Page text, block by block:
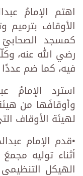
اهتم الإمامُ
الأوقاف بترميم
كمسجد
رضي الله عنه،
فيه، كما ضم
استرد الإمامُ
وأوقافَها من
لهيئة الأوقاف
•قدم الإمام
أثناء توليه
الهيكل